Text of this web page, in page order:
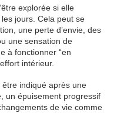
explorée si elle
jours. Cela peut se
une perte d’envie, des
une sensation de
à fonctionner “en
intérieur.
indiqué après une
un épuisement progressif
de vie comme